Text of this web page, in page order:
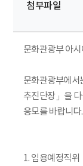
첨부파일
문화관광부 아
문화관광부에서
추진단장」을
응모를 바랍니다.
1. 임용예정직위